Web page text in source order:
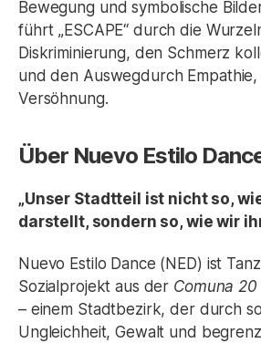
Bewegung und symbolische
führt „ESCAPE“ durch die
Diskriminierung, den Schmerz
und den Auswegdurch
Versöhnung.
Über Nuevo Estilo
„Unser Stadtteil ist nicht so,
darstellt, sondern so, wie wir
Nuevo Estilo Dance (NED) ist
Sozialprojekt aus der Comuna 20
– einem Stadtbezirk, der durch
Ungleichheit, Gewalt und